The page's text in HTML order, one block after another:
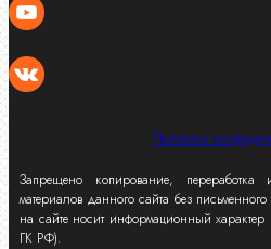
Политика
Запрещено копирование, переработка
материалов данного сайта без
на сайте носит информационный характер
ГК РФ).